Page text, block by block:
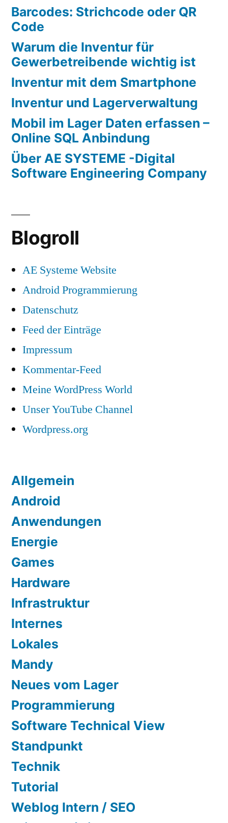
Barcodes: Strichcode oder QR
Code
Warum die Inventur für
Gewerbetreibende wichtig ist
Inventur mit dem Smartphone
Inventur und Lagerverwaltung
Mobil im Lager Daten erfassen –
Online SQL Anbindung
Über AE SYSTEME -Digital
Software Engineering Company
Blogroll
AE Systeme Website
Android Programmierung
Datenschutz
Feed der Einträge
Impressum
Kommentar-Feed
Meine WordPress World
Unser YouTube Channel
Wordpress.org
Allgemein
Android
Anwendungen
Energie
Games
Hardware
Infrastruktur
Internes
Lokales
Mandy
Neues vom Lager
Programmierung
Software Technical View
Standpunkt
Technik
Tutorial
Weblog Intern / SEO